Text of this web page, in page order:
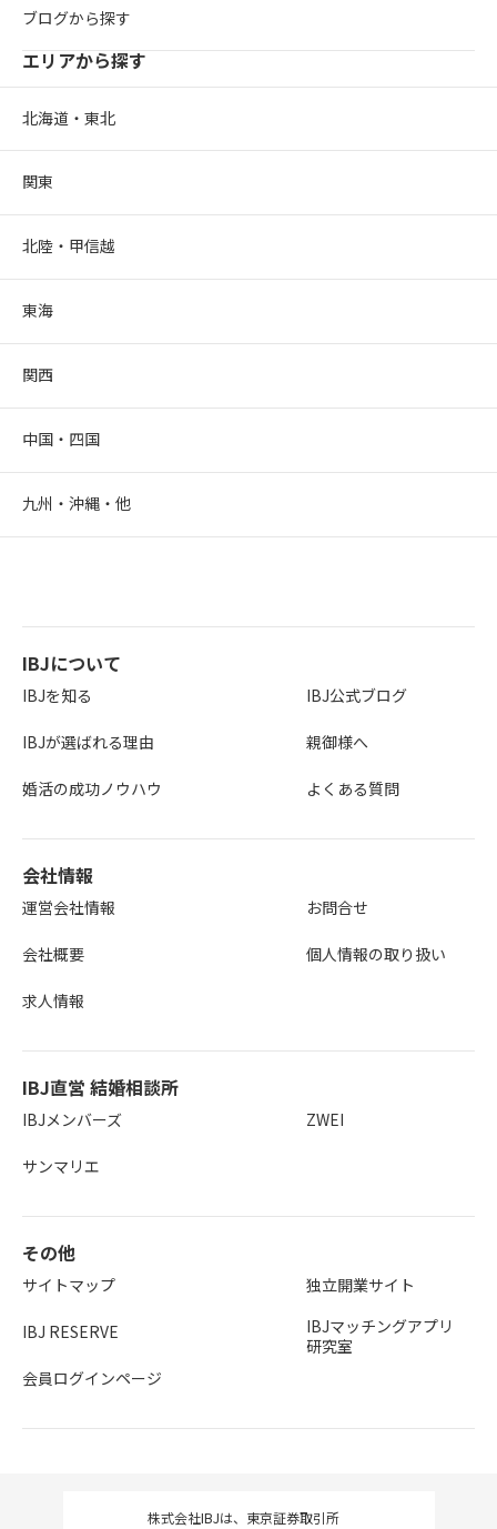
ブログから探す
エリアから探す
北海道・東北
関東
北陸・甲信越
東海
関西
中国・四国
九州・沖縄・他
IBJについて
IBJを知る
IBJが選ばれる理由
婚活の成功ノウハウ
IBJ公式ブログ
親御様へ
よくある質問
会社情報
運営会社情報
会社概要
求人情報
お問合せ
個人情報の取り扱い
IBJ直営 結婚相談所
IBJメンバーズ
サンマリエ
ZWEI
その他
サイトマップ
IBJ RESERVE
会員ログインページ
独立開業サイト
IBJマッチングアプリ
研究室
株式会社IBJは、東京証券取引所